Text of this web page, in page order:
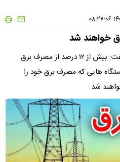
خواهند شد
مدیرعامل توزیع برق شهر تهران گفت: بیش از ۱۲ درصد از مصرف برق
هایی که مصرف برق خود را
شد.